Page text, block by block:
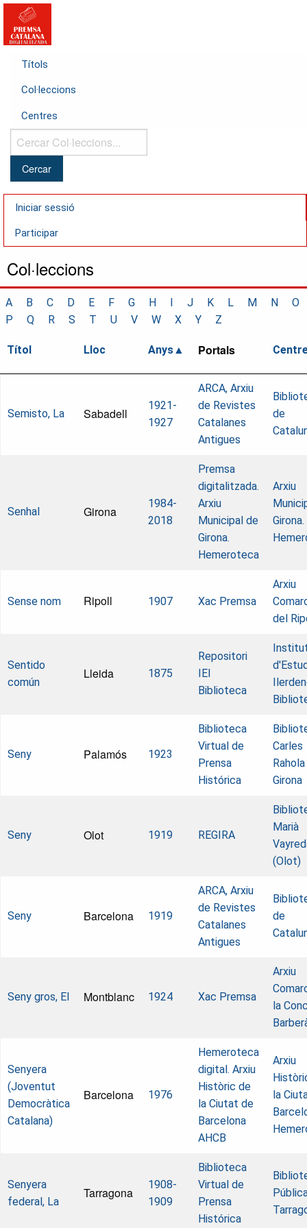
Títols
Col·leccions
Centres
Cercar
Col·leccions...
Iniciar sessió
Participar
Col·leccions
A B C D E F G H I J K L M N
O
P
Q R S T U V W X Y Z
Títol Lloc Anys Portals
Semisto, La Sabadell
1921-
1927
ARCA, Arxiu
de Revistes
Catalanes
Antigues
de
Senhal Girona
1984-
2018
Premsa
digitalitzada.
Arxiu
Municipal de
Girona.
Hemeroteca
Arxiu
Girona.
Sense nom Ripoll 1907 Xac Premsa
Arxiu
del
Sentido
común
Lleida 1875
Repositori
IEI
Biblioteca
Seny Palamós 1923
Biblioteca
Virtual de
Prensa
Histórica
Carles
Girona
Seny Olot 1919 REGIRA
Marià
(Olot)
Seny Barcelona 1919
ARCA, Arxiu
de Revistes
Catalanes
Antigues
de
Seny gros, El Montblanc 1924 Xac Premsa
Arxiu
la
Senyera
(Joventut
Democràtica
Catalana)
Barcelona 1976
Hemeroteca
digital. Arxiu
Històric de
la Ciutat de
Barcelona
AHCB
Arxiu
la
Senyera
federal, La
Tarragona
1908-
1909
Biblioteca
Virtual de
Prensa
Histórica